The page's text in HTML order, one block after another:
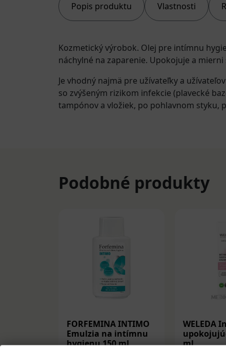
Popis produktu Vlastnosti
Kozmetický výrobok. Olej pre intímnu
náchylné na zaparenie. Upokojuje a
Je vhodný najmä pre užívateľky a
so zvýšeným rizikom infekcie (plavecké
tampónov a vložiek, po pohlavnom styku,
Podobné produkty
FORFEMINA INTIMO
Emulzia na intímnu
hygienu 150 ml
WELEDA
ml